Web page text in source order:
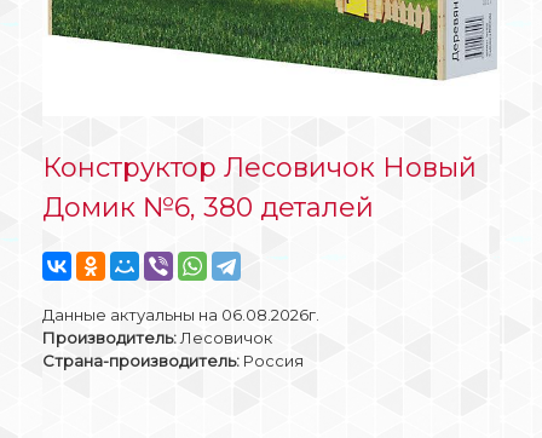
Конструктор Лесовичок Новый
Домик №6, 380 деталей
Данные актуальны на 06.08.2026г.
Производитель: Лесовичок
Страна-производитель: Россия